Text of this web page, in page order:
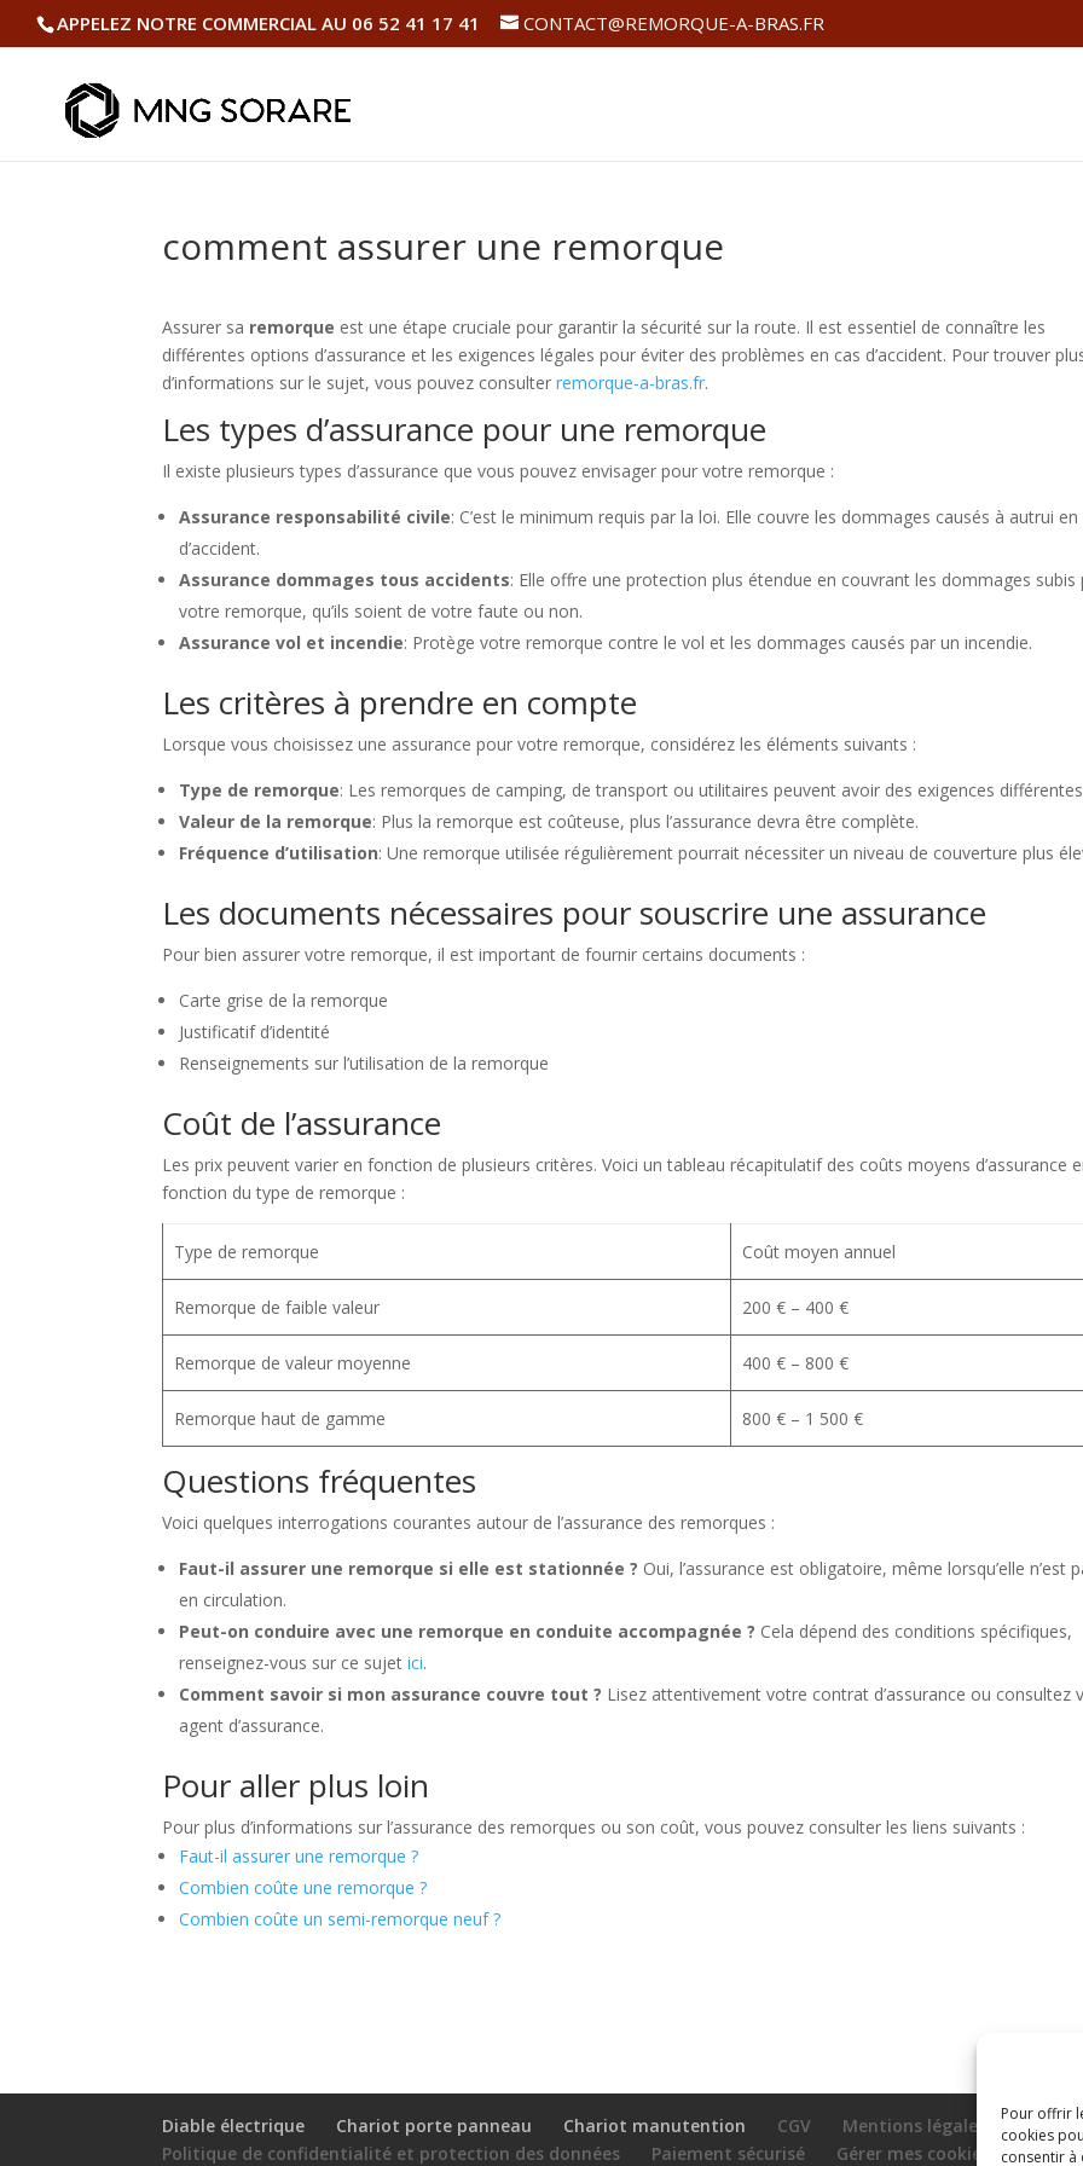
Pour offrir
cookies
consentir à
APPELEZ NOTRE COMMERCIAL AU 06 52 41 17 41 CONTACT@REMORQUE-A-BRAS.FR
comment assurer une remorque
Assurer sa remorque est une étape cruciale pour garantir la sécurité sur la route. Il est essentiel de connaître les
différentes options d’assurance et les exigences légales pour éviter des problèmes en cas d’accident. Pour trouver
d’informations sur le sujet, vous pouvez consulterremorque-a-bras.fr.
Les types d’assurance pour une remorque
Il existe plusieurs types d’assurance que vous pouvez envisager pour votre remorque :
Assurance responsabilité civile: C’est le minimum requis par la loi. Elle couvre les dommages causés à autrui en
d’accident.
Assurance dommages tous accidents: Elle offre une protection plus étendue en couvrant les dommages subis
votre remorque, qu’ils soient de votre faute ou non.
Assurance vol et incendie: Protège votre remorque contre le vol et les dommages causés par un incendie.
Les critères à prendre en compte
Lorsque vous choisissez une assurance pour votre remorque, considérez les éléments suivants :
Type de remorque: Les remorques de camping, de transport ou utilitaires peuvent avoir des exigences
Valeur de la remorque: Plus la remorque est coûteuse, plus l’assurance devra être complète.
Fréquence d’utilisation: Une remorque utilisée régulièrement pourrait nécessiter un niveau de couverture plus
Les documents nécessaires pour souscrire une assurance
Pour bien assurer votre remorque, il est important de fournir certains documents :
Carte grise de la remorque
Justificatif d’identité
Renseignements sur l’utilisation de la remorque
Coût de l’assurance
Les prix peuvent varier en fonction de plusieurs critères. Voici un tableau récapitulatif des coûts moyens d’assurance
fonction du type de remorque :
Type de remorque Coût moyen annuel
Remorque de faible valeur 200 € – 400 €
Remorque de valeur moyenne 400 € – 800 €
Remorque haut de gamme 800 € – 1 500 €
Questions fréquentes
Voici quelques interrogations courantes autour de l’assurance des remorques :
Faut-il assurer une remorque si elle est stationnée ? Oui, l’assurance est obligatoire, même lorsqu’elle n’est
en circulation.
Peut-on conduire avec une remorque en conduite accompagnée ? Cela dépend des conditions spécifiques,
renseignez-vous sur ce sujetici.
Comment savoir si mon assurance couvre tout ? Lisez attentivement votre contrat d’assurance ou consultez
agent d’assurance.
Pour aller plus loin
Pour plus d’informations sur l’assurance des remorques ou son coût, vous pouvez consulter les liens suivants :
Faut-il assurer une remorque ?
Combien coûte une remorque ?
Combien coûte un semi-remorque neuf ?
Diable électrique Chariot porte panneau Chariot manutention CGV
Mentions légales
Politique de confidentialité et protection des données
Paiement sécurisé Gérer mes cookies Nous